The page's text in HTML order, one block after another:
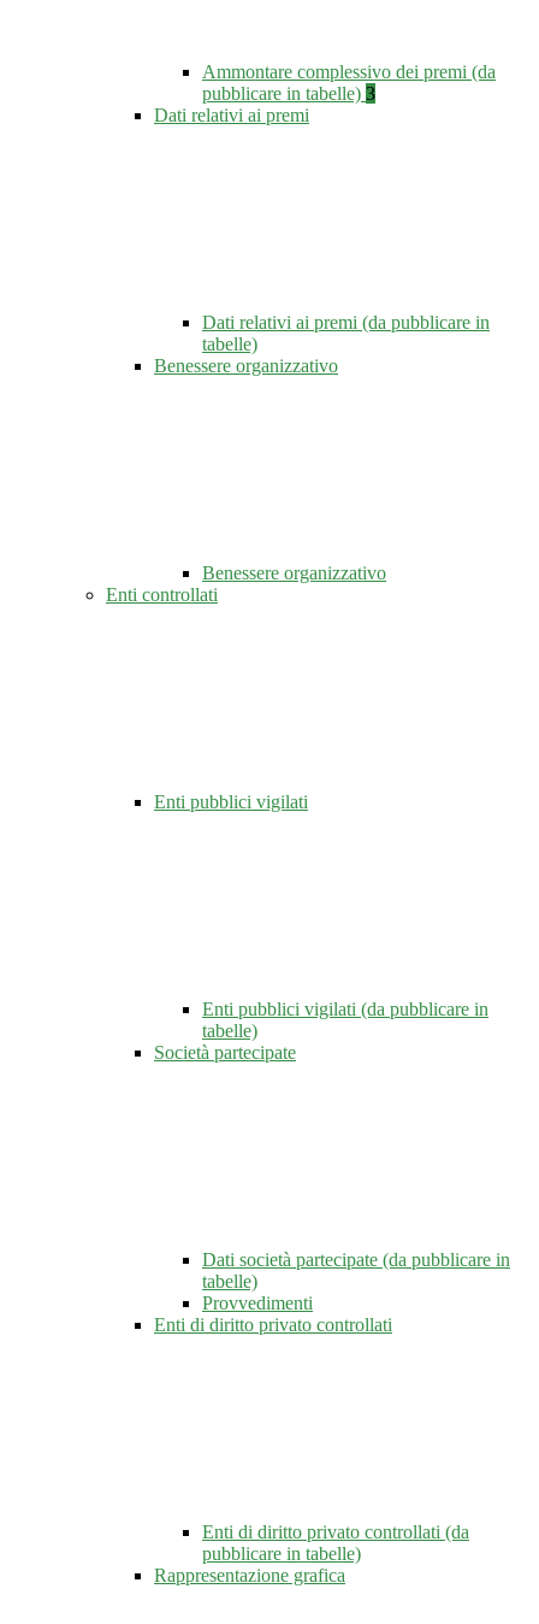
Ammontare complessivo dei premi (da
pubblicare in tabelle) 3
Dati relativi ai premi
Dati relativi ai premi (da pubblicare in
tabelle)
Benessere organizzativo
Benessere organizzativo
Enti controllati
Enti pubblici vigilati
Enti pubblici vigilati (da pubblicare in
tabelle)
Società partecipate
Dati società partecipate (da pubblicare in
tabelle)
Provvedimenti
Enti di diritto privato controllati
Enti di diritto privato controllati (da
pubblicare in tabelle)
Rappresentazione grafica